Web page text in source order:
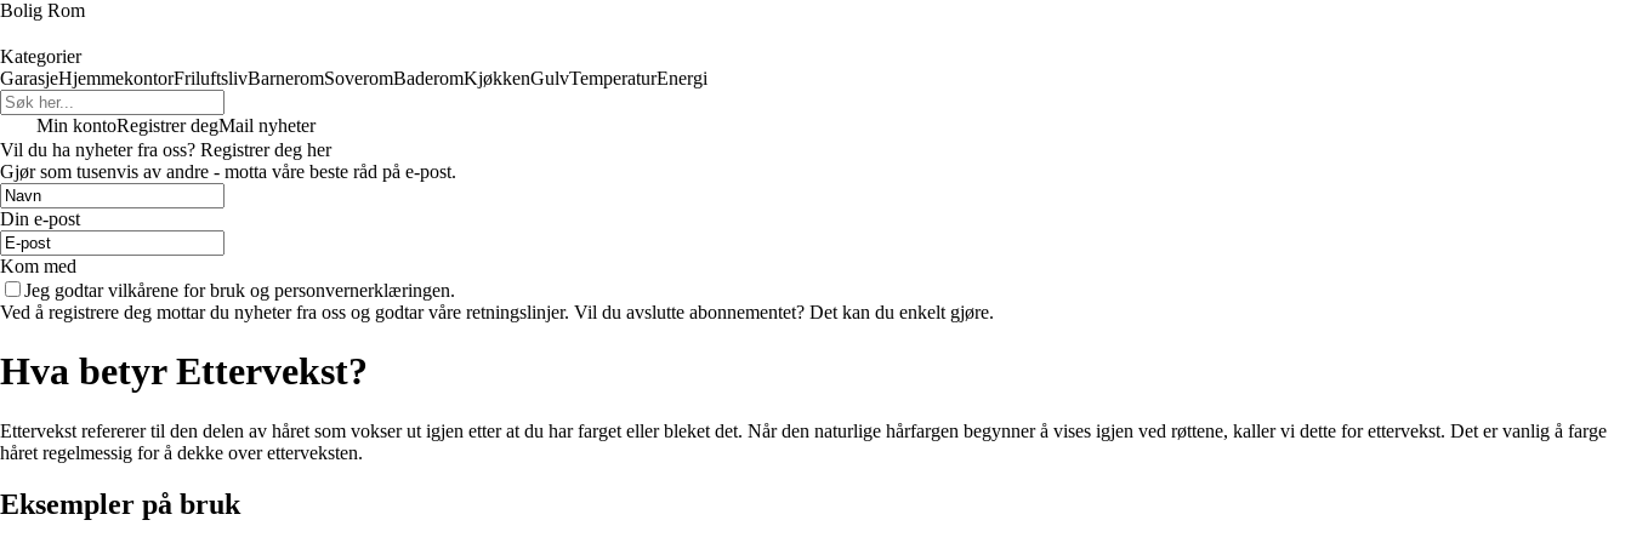
Bolig Rom
Kategorier
GarasjeHjemmekontorFriluftslivBarneromSoveromBaderomKjøkkenGulvTemperaturEnergi
Min kontoRegistrer degMail nyheter
Vil du ha nyheter fra oss? Registrer deg her
Gjør som tusenvis av andre - motta våre beste råd på e-post.
Din e-post
Kom med
Jeg godtar vilkårene for bruk og personvernerklæringen.
Ved å registrere deg mottar du nyheter fra oss og godtar våre retningslinjer. Vil du avslutte abonnementet? Det kan du enkelt gjøre.
Hva betyr Ettervekst?
Ettervekst refererer til den delen av håret som vokser ut igjen etter at du har farget eller bleket det. Når den naturlige hårfargen begynner å vises igjen ved røttene, kaller vi dette for ettervekst. Det er vanlig å farge
håret regelmessig for å dekke over etterveksten.
Eksempler på bruk